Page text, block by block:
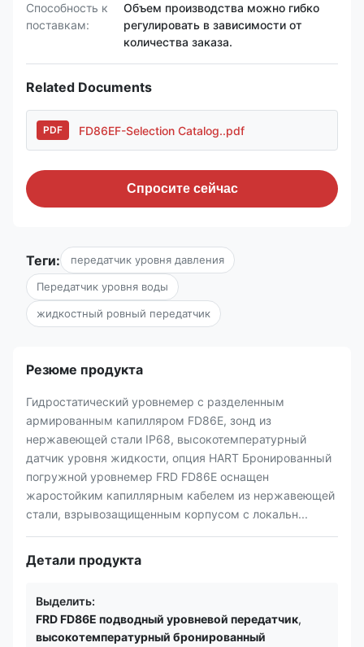
Способность к
поставкам:
Объем производства можно гибко
регулировать в зависимости от
количества заказа.
Related Documents
PDF FD86EF-Selection Catalog..pdf
Спросите сейчас
Теги: передатчик уровня давления
Передатчик уровня воды
жидкостный ровный передатчик
Резюме продукта
Гидростатический уровнемер с разделенным
армированным капилляром FD86E, зонд из
нержавеющей стали IP68, высокотемпературный
датчик уровня жидкости, опция HART Бронированный
погружной уровнемер FRD FD86E оснащен
жаростойким капиллярным кабелем из нержавеющей
стали, взрывозащищенным корпусом с локальн...
Детали продукта
Выделить:
FRD FD86E подводный уровневой передатчик,
высокотемпературный бронированный